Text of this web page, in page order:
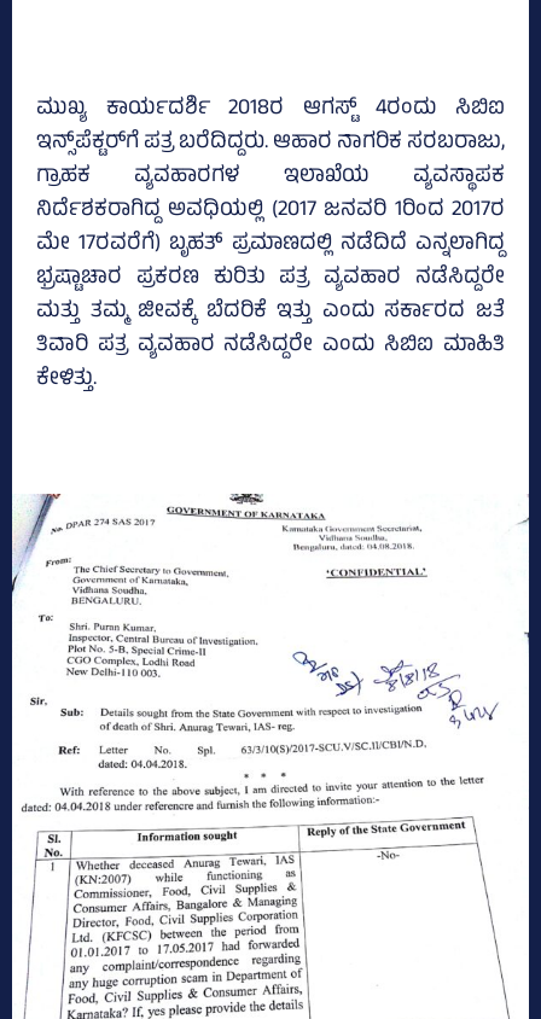
ಮುಖ್ಯ ಕಾರ್ಯದರ್ಶಿ 2018ರ ಆಗಸ್ಟ್‌ 4ರಂದು ಸಿಬಿಐ
ಇನ್ಸ್‌ಪೆಕ್ಟರ್‌ಗೆ ಪತ್ರ ಬರೆದಿದ್ದರು. ಆಹಾರ ನಾಗರಿಕ ಸರಬರಾಜು,
ಗ್ರಾಹಕ ವ್ಯವಹಾರಗಳ ಇಲಾಖೆಯ ವ್ಯವಸ್ಥಾಪಕ
ನಿರ್ದೆಶಕರಾಗಿದ್ದ ಅವಧಿಯಲ್ಲಿ (2017 ಜನವರಿ 1ರಿಂದ 2017ರ
ಮೇ 17ರವರೆಗೆ) ಬೃಹತ್‌ ಪ್ರಮಾಣದಲ್ಲಿ ನಡೆದಿದೆ ಎನ್ನಲಾಗಿದ್ದ
ಭ್ರಷ್ಟಾಚಾರ ಪ್ರಕರಣ ಕುರಿತು ಪತ್ರ ವ್ಯವಹಾರ ನಡೆಸಿದ್ದರೇ
ಮತ್ತು ತಮ್ಮ ಜೀವಕ್ಕೆ ಬೆದರಿಕೆ ಇತ್ತು ಎಂದು ಸರ್ಕಾರದ ಜತೆ
ತಿವಾರಿ ಪತ್ರ ವ್ಯವಹಾರ ನಡೆಸಿದ್ದರೇ ಎಂದು ಸಿಬಿಐ ಮಾಹಿತಿ
ಕೇಳಿತ್ತು.